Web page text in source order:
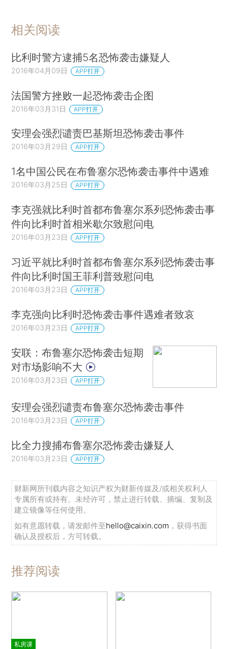
相关阅读
比利时警方逮捕5名恐怖袭击嫌疑人
2016年04月09日 APP打开
法国警方挫败一起恐怖袭击企图
2016年03月31日 APP打开
安理会强烈谴责巴基斯坦恐怖袭击事件
2016年03月29日 APP打开
1名中国公民在布鲁塞尔恐怖袭击事件中遇难
2016年03月25日 APP打开
李克强就比利时首都布鲁塞尔系列恐怖袭击事
件向比利时首相米歇尔致慰问电
2016年03月23日 APP打开
习近平就比利时首都布鲁塞尔系列恐怖袭击事
件向比利时国王菲利普致慰问电
2016年03月23日 APP打开
李克强向比利时恐怖袭击事件遇难者致哀
2016年03月23日 APP打开
安联：布鲁塞尔恐怖袭击短期
对市场影响不大
2016年03月23日 APP打开
安理会强烈谴责布鲁塞尔恐怖袭击事件
2016年03月23日 APP打开
比全力搜捕布鲁塞尔恐怖袭击嫌疑人
2016年03月23日 APP打开
财新网所刊载内容之知识产权为财新传媒及/或相关权利人
专属所有或持有。未经许可，禁止进行转载、摘编、复制及
建立镜像等任何使用。
如有意愿转载，请发邮件至hello@caixin.com ，获得书面
确认及授权后，方可转载。
推荐阅读
私房课